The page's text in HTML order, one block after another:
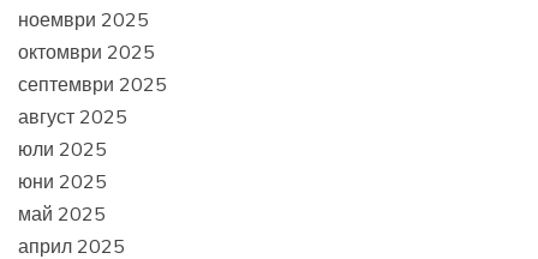
ноември 2025
октомври 2025
септември 2025
август 2025
юли 2025
юни 2025
май 2025
април 2025